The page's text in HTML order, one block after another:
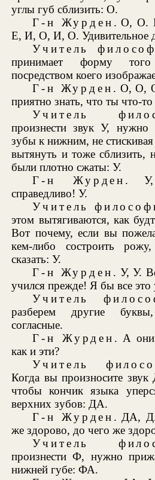
углы губ сблизить: О.
Г-н Журден . О, О.
Е, И, О, И, О.
Учитель
принимает форму
посредством коего
Г-н Журден . О, О,
приятно знать, что ты что-то
Учитель
произнести звук У, нужно
зубы к нижним, не
вытянуть и тоже сблизить,
были плотно сжаты: У.
Г-н Журден . У,
справедливо! У.
Учитель
этом вытягиваются, как
Вот почему, если вы
кем-либо состроить
сказать: У.
Г-н Журден . У, У.
учился прежде! Я бы все это
Учитель
разберем другие
согласные.
Г-н Журден . А они
как и эти?
Учитель
Когда вы произносите
чтобы кончик языка
верхних зубов: ДА.
Г-н Журден . ДА,
же здорово, до чего же
Учитель
произнести Ф, нужно
нижней губе: ФА.